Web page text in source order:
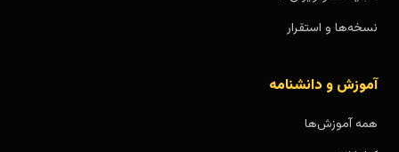
نسخه‌ها و استقرار
آموزش و دانشنامه
همه آموزش‌ها